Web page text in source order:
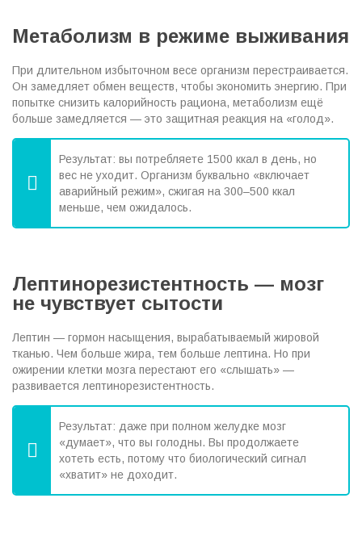
Метаболизм в режиме выживания
При длительном избыточном весе организм перестраивается.
Он замедляет обмен веществ, чтобы экономить энергию. При
попытке снизить калорийность рациона, метаболизм ещё
больше замедляется — это защитная реакция на «голод».
Результат: вы потребляете 1500 ккал в день, но
вес не уходит. Организм буквально «включает
аварийный режим», сжигая на 300–500 ккал
меньше, чем ожидалось.
Лептинорезистентность — мозг
не чувствует сытости
Лептин — гормон насыщения, вырабатываемый жировой
тканью. Чем больше жира, тем больше лептина. Но при
ожирении клетки мозга перестают его «слышать» —
развивается лептинорезистентность.
Результат: даже при полном желудке мозг
«думает», что вы голодны. Вы продолжаете
хотеть есть, потому что биологический сигнал
«хватит» не доходит.